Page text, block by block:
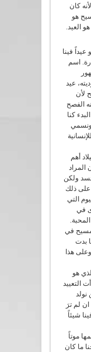
كان
هو
العيد.
فينا
اسم
عيد
لأن
الفصح
كنا
ونسمي
أهم
ولكن
على ذلك
التي
في
في
بدت
هذا
هو
التعييد
نولد
لم ترَ
شيئاً
موتاً
ما كان